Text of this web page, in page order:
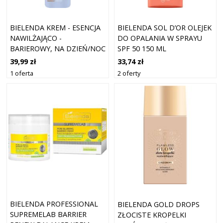
BIELENDA KREM - ESENCJA
NAWILŻAJĄCO -
BARIEROWY, NA DZIEŃ/NOC
39,99 zł
1 oferta
BIELENDA SOL D’OR OLEJEK
DO OPALANIA W SPRAYU
SPF 50 150 ML
33,74 zł
2 oferty
BIELENDA PROFESSIONAL
SUPREMELAB BARRIER
BIELENDA GOLD DROPS
ZŁOCISTE KROPELKI